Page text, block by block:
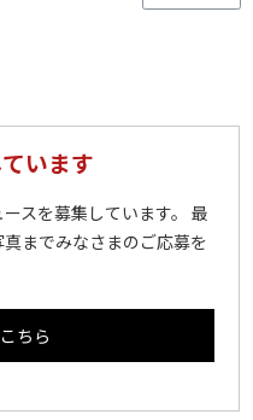
います
スを募集しています。 最
までみなさまのご応募を
ちら